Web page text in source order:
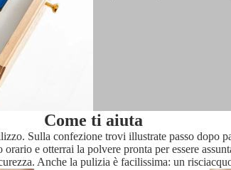
Come ti aiuta
Sulla confezione trovi illustrate passo dopo
e otterrai la polvere pronta per essere
Anche la pulizia è facilissima: un